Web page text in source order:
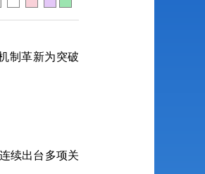
制革新为突破
续出台多项关